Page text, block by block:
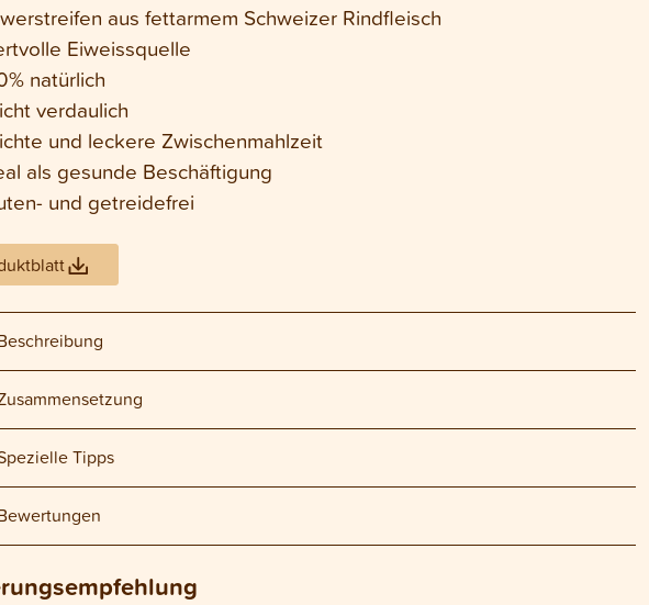
aus fettarmem Schweizer Rindfleisch
Eiweissquelle
natürlich
verdaulich
und leckere Zwischenmahlzeit
als gesunde Beschäftigung
und getreidefrei
Tipps